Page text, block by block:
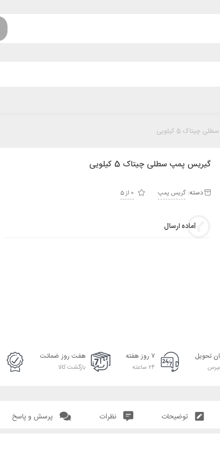
5 کیلویی
گیریس پمپ سطلی چیتاک 5 کیلویی
دسته: گریس پمپ 0 از 5
آماده ارسال
تحویل ۷ روز هفته
۲۴ ساعته
هفت روز ضمانت
بازگشت کالا
توضیحات نظرات پرسش و پاسخ